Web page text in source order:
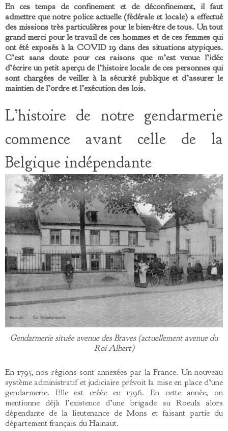
En ces temps de confinement et de déconfinement, il faut
admettre que notre police actuelle (fédérale et locale) a effectué
des missions très particulières pour le bien-être de tous. Un tout
grand merci pour le travail de ces hommes et de ces femmes qui
ont été exposés à la COVID 19 dans des situations atypiques.
C’est sans doute pour ces raisons que m’est venue l’idée
d’écrire un petit aperçu de l’histoire locale de ces personnes qui
sont chargées de veiller à la sécurité publique et d’assurer le
maintien de l’ordre et l’exécution des lois.
L’histoire de notre gendarmerie
commence avant celle de la
Belgique indépendante
Gendarmerie située avenue des Braves (actuellement avenue du
Roi Albert)
En 1795, nos régions sont annexées par la France. Un nouveau
système administratif et judiciaire prévoit la mise en place d’une
gendarmerie. Elle est créée en 1796. En cette année, on
mentionne déjà l’existence d’une brigade au Roeulx alors
dépendante de la lieutenance de Mons et faisant partie du
département français du Hainaut.